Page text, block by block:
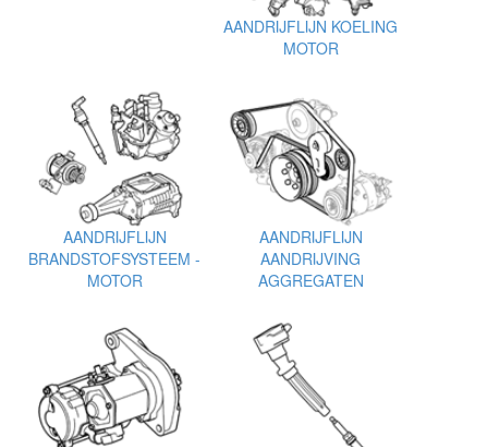
AANDRIJFLIJN KOELING
MOTOR
AANDRIJFLIJN
BRANDSTOFSYSTEEM -
MOTOR
AANDRIJFLIJN
AANDRIJVING
AGGREGATEN